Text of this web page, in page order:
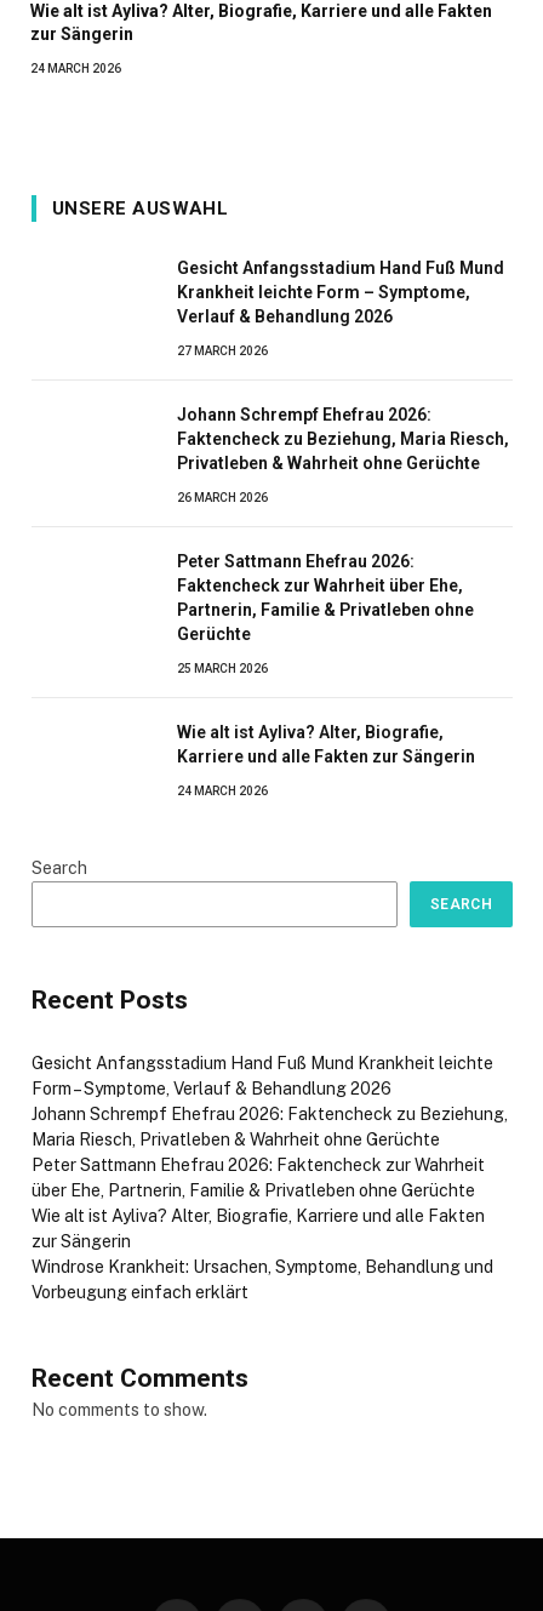
Wie alt ist Ayliva? Alter, Biografie, Karriere und alle Fakten
zur Sängerin
24 MARCH 2026
UNSERE AUSWAHL
Gesicht Anfangsstadium Hand Fuß Mund
Krankheit leichte Form – Symptome,
Verlauf & Behandlung 2026
27 MARCH 2026
Johann Schrempf Ehefrau 2026:
Faktencheck zu Beziehung, Maria Riesch,
Privatleben & Wahrheit ohne Gerüchte
26 MARCH 2026
Peter Sattmann Ehefrau 2026:
Faktencheck zur Wahrheit über Ehe,
Partnerin, Familie & Privatleben ohne
Gerüchte
25 MARCH 2026
Wie alt ist Ayliva? Alter, Biografie,
Karriere und alle Fakten zur Sängerin
24 MARCH 2026
Search
SEARCH
Recent Posts
Gesicht Anfangsstadium Hand Fuß Mund Krankheit leichte
Form – Symptome, Verlauf & Behandlung 2026
Johann Schrempf Ehefrau 2026: Faktencheck zu Beziehung,
Maria Riesch, Privatleben & Wahrheit ohne Gerüchte
Peter Sattmann Ehefrau 2026: Faktencheck zur Wahrheit
über Ehe, Partnerin, Familie & Privatleben ohne Gerüchte
Wie alt ist Ayliva? Alter, Biografie, Karriere und alle Fakten
zur Sängerin
Windrose Krankheit: Ursachen, Symptome, Behandlung und
Vorbeugung einfach erklärt
Recent Comments
No comments to show.